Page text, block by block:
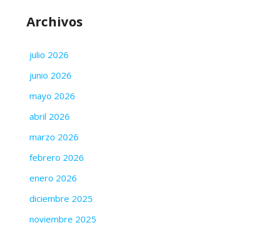
Archivos
julio 2026
junio 2026
mayo 2026
abril 2026
marzo 2026
febrero 2026
enero 2026
diciembre 2025
noviembre 2025